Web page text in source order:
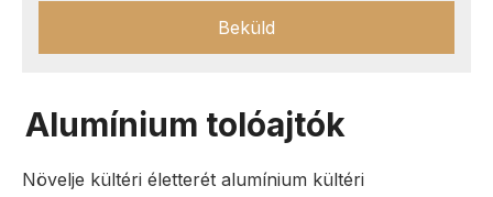
Beküld
Alumínium tolóajtók
Növelje kültéri életterét alumínium kültéri